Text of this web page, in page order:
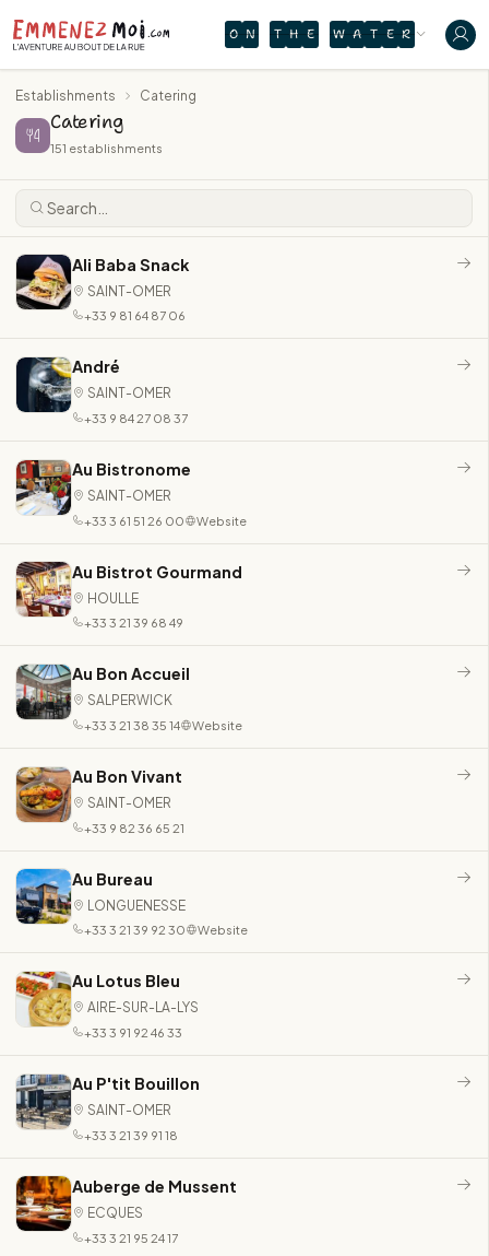
O N T H E W A T E R
Establishments Catering
Catering
151 establishments
Ali Baba Snack
SAINT-OMER
+33 9 81 64 87 06
André
SAINT-OMER
+33 9 84 27 08 37
Au Bistronome
SAINT-OMER
+33 3 61 51 26 00 Website
Au Bistrot Gourmand
HOULLE
+33 3 21 39 68 49
Au Bon Accueil
SALPERWICK
+33 3 21 38 35 14 Website
Au Bon Vivant
SAINT-OMER
+33 9 82 36 65 21
Au Bureau
LONGUENESSE
+33 3 21 39 92 30 Website
Au Lotus Bleu
AIRE-SUR-LA-LYS
+33 3 91 92 46 33
Au P'tit Bouillon
SAINT-OMER
+33 3 21 39 91 18
Auberge de Mussent
ECQUES
+33 3 21 95 24 17